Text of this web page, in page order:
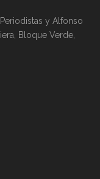
y Alfonso
Bloque Verde,